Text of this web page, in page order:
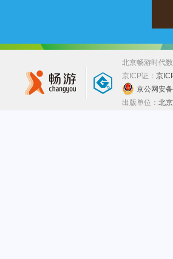
北京畅游时代
京ICP证： 京
京公网安
出版单位： 北